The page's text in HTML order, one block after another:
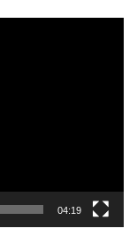
04:19